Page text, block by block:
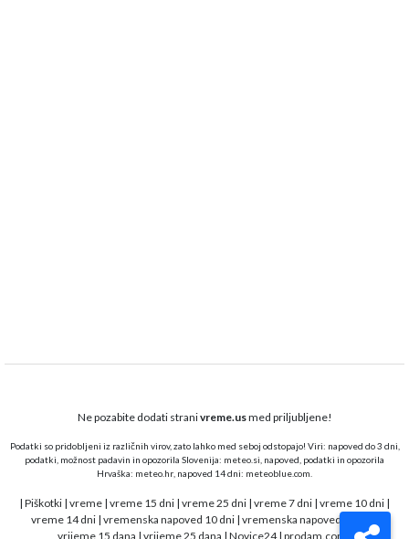
Ne pozabite dodati stranivreme.usmed priljubljene!
Podatki so pridobljeni iz različnih virov, zato lahko med seboj odstopajo! Viri: napoved do 3 dni,
podatki, možnost padavin in opozorila Slovenija: meteo.si, napoved, podatki in opozorila
Hrvaška: meteo.hr , napoved 14 dni: meteoblue.com
| Piškotki | vreme | vreme 15 dni | vreme 25 dni | vreme 7 dni | vreme 10 dni |
vreme 14 dni| vremenska napoved 10 dni| vremenska napoved 15 dni
vrijeme 15 dana | vrijeme 25 dana | Novice24| prodam.com